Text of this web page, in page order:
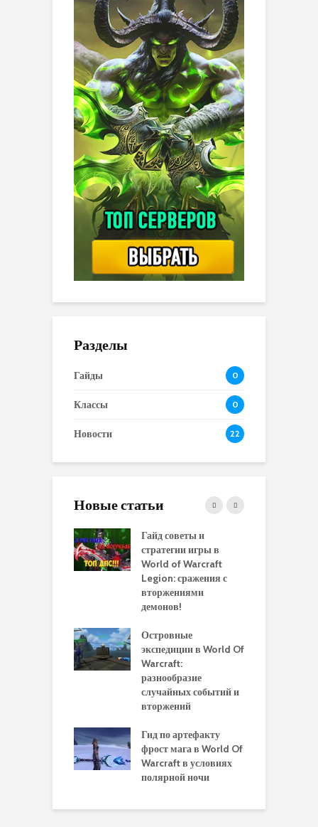
Разделы
Гайды 0
Классы 0
Новости 22
Новые статьи
Гайд советы и
стратегии игры в
World of Warcraft
Legion: сражения с
вторжениями
демонов!
Островные
экспедиции в World Of
Warcraft:
разнообразие
случайных событий и
вторжений
Гид по артефакту
фрост мага в World Of
Warcraft в условиях
полярной ночи